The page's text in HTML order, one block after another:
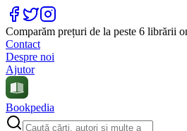
Comparăm prețuri de la peste 6 librării
Contact
Despre noi
Ajutor
Bookpedia